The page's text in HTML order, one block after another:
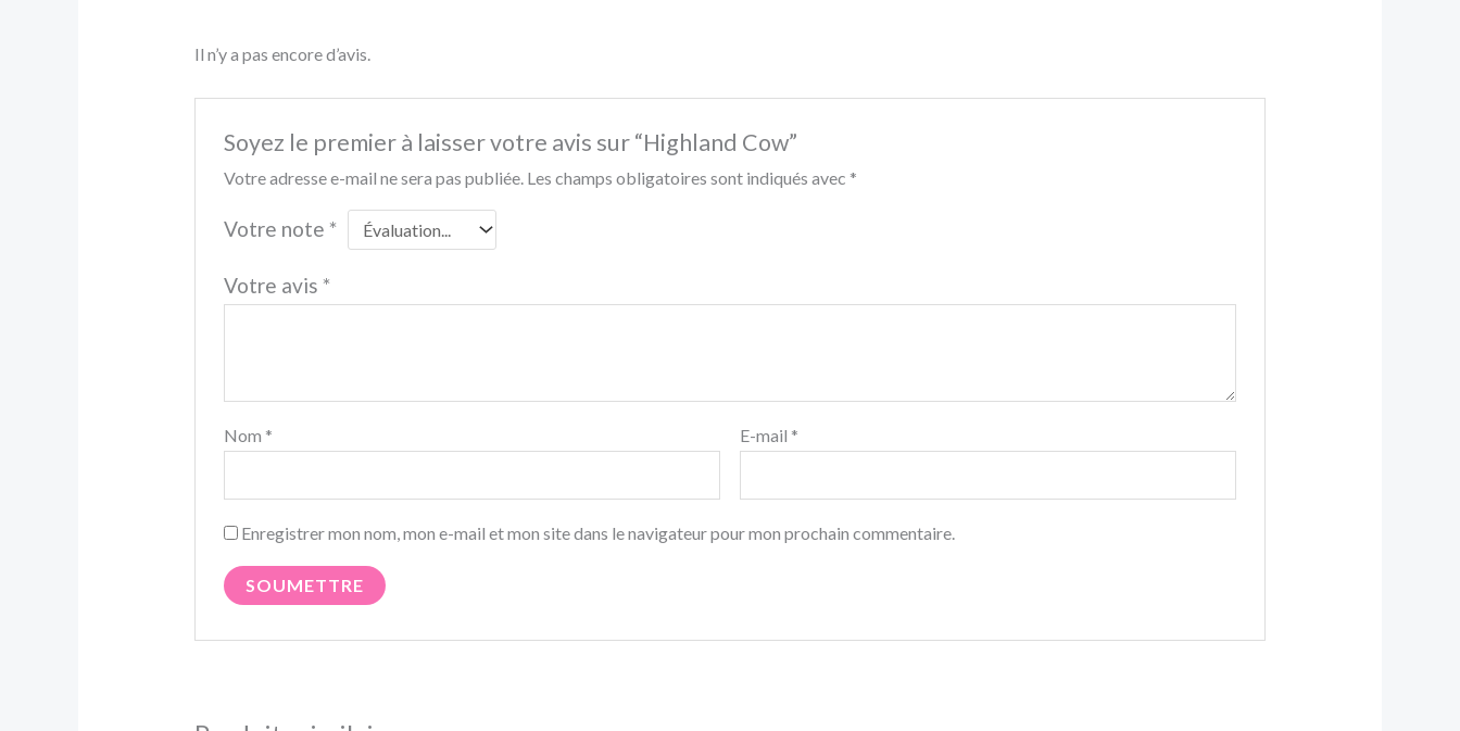
Il n’y a pas encore d’avis.
Soyez le premier à laisser votre avis sur “Highland Cow”
Votre adresse e-mail ne sera pas publiée. Les champs obligatoires sont indiqués avec *
Votre note *
Votre avis *
Nom * E-mail *
Enregistrer mon nom, mon e-mail et mon site dans le navigateur pour mon prochain commentaire.